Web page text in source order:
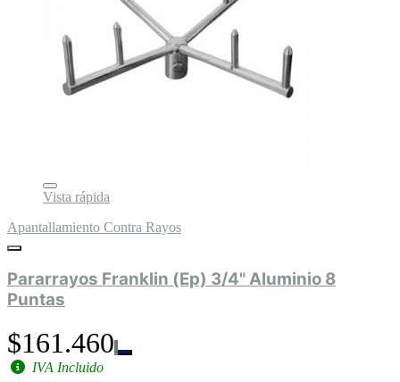
Vista rápida
Apantallamiento Contra Rayos
Pararrayos Franklin (Ep) 3/4" Aluminio 8
Puntas
$161.460
IVA Incluido